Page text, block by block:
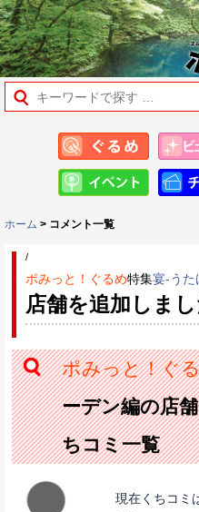
ホーム > コメント一覧
/
ポみっと！ぐるめ特集宴-うた
店舗を追加しま
ポみっと！ぐ
ーデン編の店
ちコミ一覧
現在くちコミ